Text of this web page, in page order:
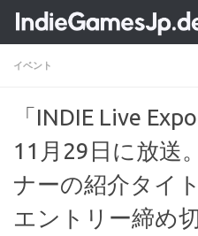
コンテンツへスキップ
イベント
「INDIE Live
11月29日に放送
ナーの紹介タイ
エントリー締め